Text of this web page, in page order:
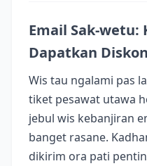
Email Sak-wetu:
Dapatkan
Wis tau ngalami pas
tiket pesawat utawa
jebul wis kebanjiran
banget rasane.
dikirim ora pati